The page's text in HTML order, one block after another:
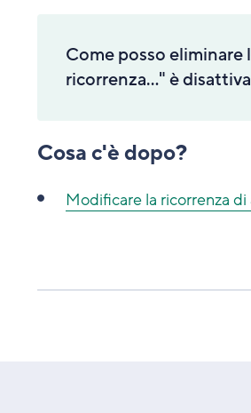
Come posso
ricorrenza..." è
Cosa c'è dopo?
Modificare la ricorrenza